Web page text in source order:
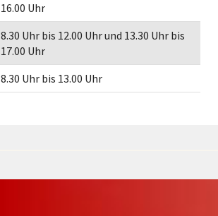
16.00 Uhr
8.30 Uhr bis 12.00 Uhr und 13.30 Uhr bis
17.00 Uhr
8.30 Uhr bis 13.00 Uhr